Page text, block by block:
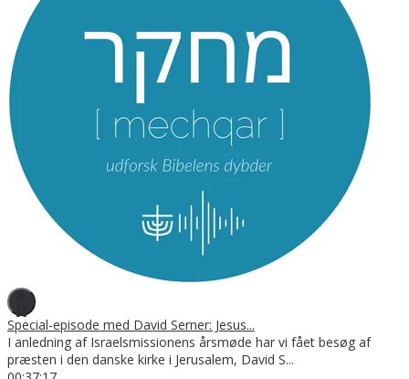
Special-episode med David Serner: Jesus...
I anledning af Israelsmissionens årsmøde har vi fået besøg af
præsten i den danske kirke i Jerusalem, David S...